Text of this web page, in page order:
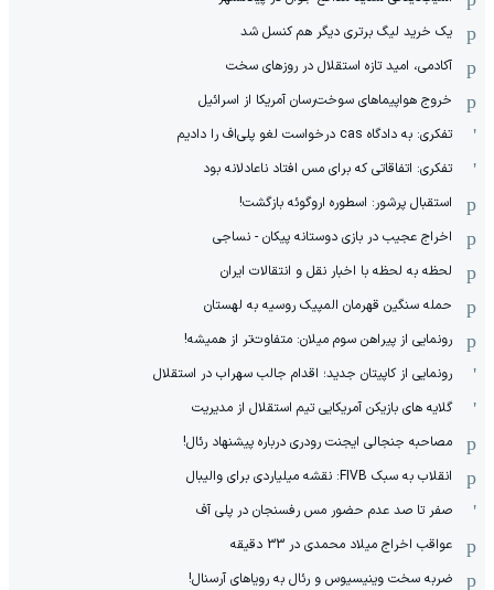
یک خرید لیگ برتری دیگر هم کنسل شد
آکادمی، امید تازه استقلال در روزهای سخت
خروج هواپیماهای سوخت‌رسان آمریکا از اسرائیل
تفکری: به دادگاه cas درخواست لغو پلی‌اف را دادیم
تفکری: اتفاقاتی که برای مس افتاد ناعادلانه بود
استقبال پرشور: اسطوره اروگوئه بازگشت!
اخراج عجیب در بازی دوستانه پیکان - نساجی
لحظه به لحظه با اخبار نقل و انتقالات ایران
حمله سنگین قهرمان المپیک روسیه به لهستان
رونمایی از پیراهن سوم میلان: متفاوت‌تر از همیشه!
رونمایی از کاپیتان جدید؛ اقدام جالب سهراب در استقلال
گلایه های بازیکن آمریکایی تیم استقلال از مدیریت
مصاحبه جنجالی ایجنت رودری درباره پیشنهاد رئال!
انقلاب به سبک FIVB: نقشه میلیاردی برای والیبال
صفر تا صد عدم حضور مس رفسنجان در پلی آف
عواقب اخراج میلاد محمدی در 33 دقیقه
ضربه سخت وینیسیوس و رئال به رویاهای آرسنال!